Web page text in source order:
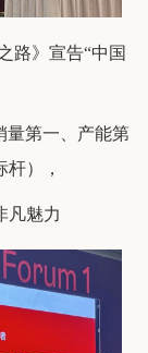
路》宣告“中国
量第一、产能第
），
凡魅力